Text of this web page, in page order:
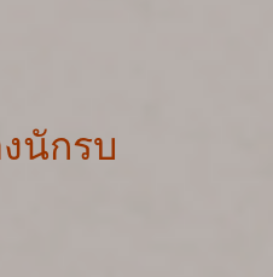
นักรบ